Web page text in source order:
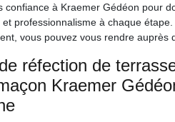
confiance à Kraemer Gédéon pour
professionnalisme à chaque
vous pouvez vous rendre auprès
réfection de
Kraemer